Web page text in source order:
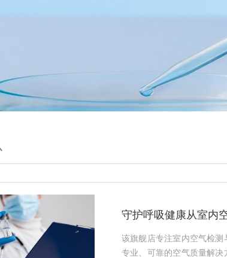
守护呼吸健康从室内
该旗舰店专注室内空气检
专业、可靠的空气质量解